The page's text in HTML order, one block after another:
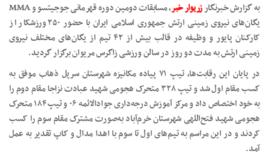
به گزارش خبرنگارزریوار خبر
، مسابقات دومین دوره قهرمانی جوجیتسو و MMA
یگان‌های نیروی زمینی ارتش جمهوری اسلامی ایران با حضور ۲۵۰ ورزشکار از
کارکنان پایور و وظیفه در قالب بیش از ۴۲ تیم از یگان‌های مختلف نیروی
زمینی ارتش به مدت دو روز در سالن ورزشی زاگرس مریوان برگزار گردید.
در پایان این رقابت‌ها، تیپ ۷۱ پیاده مکانیزه شهرستان سرپل ذهاب موفق به
کسب مقام اول شد و تیپ ۳۲۸ متحرک هجومی شهید عبادت نزاجا مقام دوم را
به خود اختصاص داد و مرکز آموزش درجه‌داری جوادالائمه ۰۶ و تیپ ۱۸۴ متحرک
هجومی شهید فتح‌اللهی شهرستان خرم‌آباد به‌صورت مشترک مقام سوم را کسب
کردند و در این مراسم به تیم‌های اول تا سوم با اهدا مدال و کاپ تقدیر به عمل
آمد.